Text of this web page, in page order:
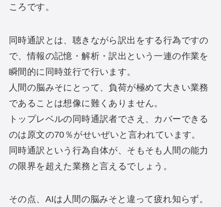
ころです。
同時通訳とは、聴きながら訳出をする行為ですの
で、情報の記憶・解析・訳出という一連の作業を
瞬間的に同時並行で行います。
人間の脳みそにとって、負荷が極めて大きい業務
であることは想像に難くありません。
トップレベルの同時通訳者でさえ、カバーできる
のは原文の70％がせいぜいと言われています。
同時通訳という行為自体が、そもそも人間の能力
の限界を超えた業務と言えるでしょう。
その点、AIは人間の脳みそと違って疲れ知らず。